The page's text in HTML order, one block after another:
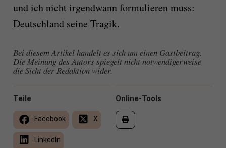
und ich nicht irgendwann formulieren muss:
Deutschland seine Tragik.
Bei diesem Artikel handelt es sich um einen Gastbeitrag.
Die Meinung des Autors spiegelt nicht notwendigerweise
die Sicht der Redaktion wider.
Online-Tools
Teile
Facebook X
LinkedIn